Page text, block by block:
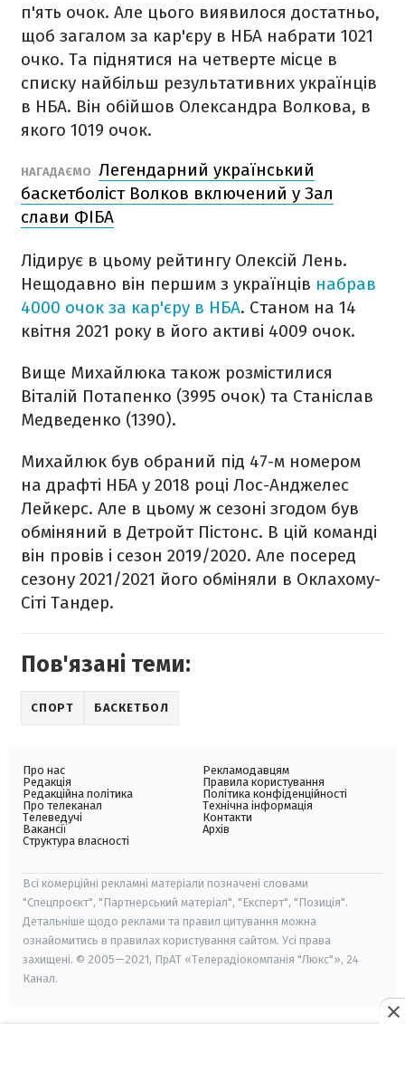
п'ять очок. Але цього виявилося достатньо,
щоб загалом за кар'єру в НБА набрати 1021
очко. Та піднятися на четверте місце в
списку найбільш результативних українців
в НБА. Він обійшов Олександра Волкова, в
якого 1019 очок.
НАГАДАЄМО Легендарний український
баскетболіст Волков включений у Зал
слави ФІБА
Лідирує в цьому рейтингу Олексій Лень.
Нещодавно він першим з українців набрав
4000 очок за кар'єру в НБА. Станом на 14
квітня 2021 року в його активі 4009 очок.
Вище Михайлюка також розмістилися
Віталій Потапенко (3995 очок) та Станіслав
Медведенко (1390).
Михайлюк був обраний під 47-м номером
на драфті НБА у 2018 році Лос-Анджелес
Лейкерс. Але в цьому ж сезоні згодом був
обміняний в Детройт Пістонс. В цій команді
він провів і сезон 2019/2020. Але посеред
сезону 2021/2021 його обміняли в Оклахому-
Сіті Тандер.
Пов'язані теми:
СПОРТ БАСКЕТБОЛ
Про нас
Редакція
Редакційна політика
Про телеканал
Телеведучі
Вакансії
Структура власності
Рекламодавцям
Правила користування
Політика конфіденційності
Технічна інформація
Контакти
Архів
Всі комерційні рекламні матеріали позначені словами
"Спецпроєкт", "Партнерський матеріал", "Експерт", "Позиція".
Детальніше щодо реклами та правил цитування можна
ознайомитись в правилах користування сайтом. Усі права
захищені. © 2005—2021, ПрАТ «Телерадіокомпанія "Люкс"», 24
Канал.